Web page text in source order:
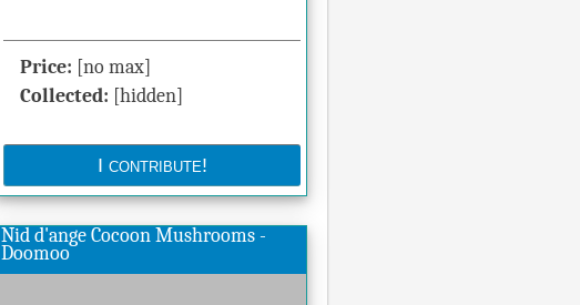
Price: [no max]
Collected: [hidden]
Nid d'ange Cocoon Mushrooms -
Doomoo